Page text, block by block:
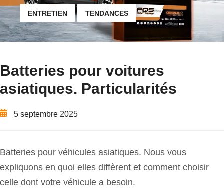
ENTRETIEN TENDANCES
Batteries pour voitures
asiatiques. Particularités
5 septembre 2025
Batteries pour véhicules asiatiques. Nous vous
expliquons en quoi elles diffèrent et comment choisir
celle dont votre véhicule a besoin.